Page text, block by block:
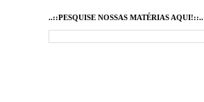
..::PESQUISE NOSSAS MATÉRIAS AQUI!::..